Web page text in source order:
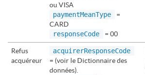
ouVISA
paymentMeanType
=
CARD
responseCode
= 00
Refus
acquéreur
acquirerResponseCode
= (voir le Dictionnaire des
données).